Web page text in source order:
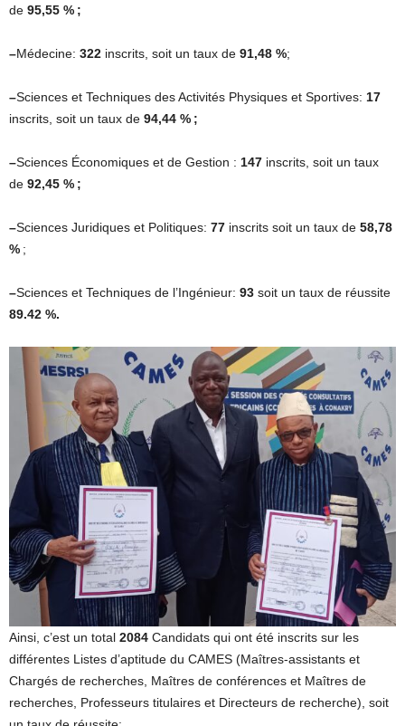
de 95,55 % ;
–Médecine: 322 inscrits, soit un taux de 91,48 %;
–Sciences et Techniques des Activités Physiques et Sportives: 17
inscrits, soit un taux de 94,44 % ;
–Sciences Économiques et de Gestion : 147 inscrits, soit un taux
de 92,45 % ;
–Sciences Juridiques et Politiques: 77 inscrits soit un taux de 58,78
% ;
–Sciences et Techniques de l’Ingénieur: 93 soit un taux de réussite
89.42 %.
Ainsi, c’est un total 2084 Candidats qui ont été inscrits sur les
différentes Listes d’aptitude du CAMES (Maîtres-assistants et
Chargés de recherches, Maîtres de conférences et Maîtres de
recherches, Professeurs titulaires et Directeurs de recherche), soit